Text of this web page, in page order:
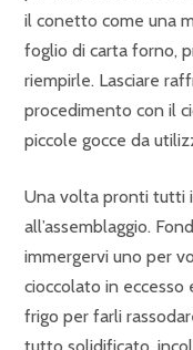
il conetto come una
foglio di carta forno,
riempirle. Lasciare
procedimento con il
piccole gocce da
Una volta pronti tutti
all’assemblaggio.
immergervi uno per
cioccolato in
frigo per farli